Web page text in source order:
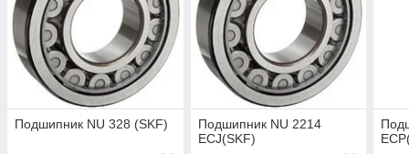
Подшипник NU 328 (SKF)
Подшипник NU 2214
ECJ(SKF)